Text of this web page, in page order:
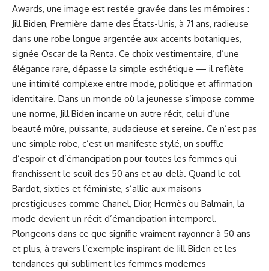
Awards, une image est restée gravée dans les mémoires :
Jill Biden, Première dame des États-Unis, à 71 ans, radieuse
dans une robe longue argentée aux accents botaniques,
signée Oscar de la Renta. Ce choix vestimentaire, d’une
élégance rare, dépasse la simple esthétique — il reflète
une intimité complexe entre mode, politique et affirmation
identitaire. Dans un monde où la jeunesse s’impose comme
une norme, Jill Biden incarne un autre récit, celui d’une
beauté mûre, puissante, audacieuse et sereine. Ce n’est pas
une simple robe, c’est un manifeste stylé, un souffle
d’espoir et d’émancipation pour toutes les femmes qui
franchissent le seuil des 50 ans et au-delà. Quand le col
Bardot, sixties et féministe, s’allie aux maisons
prestigieuses comme Chanel, Dior, Hermès ou Balmain, la
mode devient un récit d’émancipation intemporel.
Plongeons dans ce que signifie vraiment rayonner à 50 ans
et plus, à travers l’exemple inspirant de Jill Biden et les
tendances qui subliment les femmes modernes